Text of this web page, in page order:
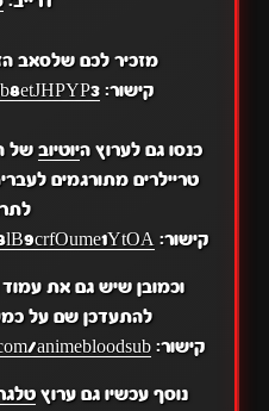
מזכיר לכם שלסאב
קישור:
כנסו גם לערוץ היוטיובשל
טריילרים מתורגמים
קישור:
וכמובן שיש גם את
להתעדכן שם על
קישור:animebloodsub/
נוסף עכשיו גם ערוץ